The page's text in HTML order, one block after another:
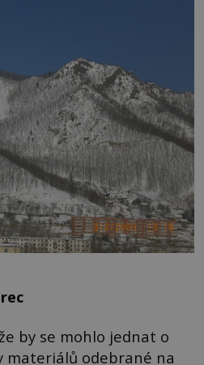
by se mohlo jednat o
materiálů odebrané na